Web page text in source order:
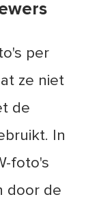
per
ze niet
de
In
foto's
door de